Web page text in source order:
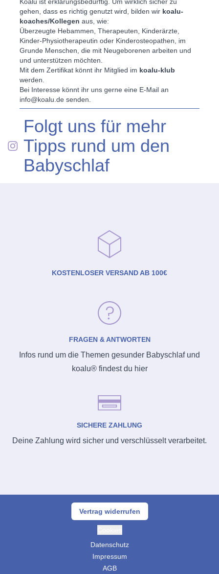
gehen, dass es richtig genutzt wird, bilden wir koalu-
koaches/Kollegen aus, wie:
Überzeugte Hebammen, Therapeuten, Kinderärzte,
Kinder-Physiotherapeutin oder Kinderosteopathen, im
Grunde Menschen, die mit Neugeborenen arbeiten und
und unterstützen möchten.
Mit dem Zertifikat könnt ihr Mitglied im koalu-klub
werden.
Bei Interesse könnt ihr uns gerne eine E-Mail an
info@koalu.de senden.
Folgt uns für mehr
Tipps rund um den
Babyschlaf
KOSTENLOSER VERSAND AB 100€
FRAGEN & ANTWORTEN
Infos rund um die Themen gesunder Babyschlaf und
koalu® findest du hier
SICHERE ZAHLUNG
Deine Zahlung wird sicher und verschlüsselt verarbeitet.
Vertrag widerrufen
Datenschutz
Impressum
AGB